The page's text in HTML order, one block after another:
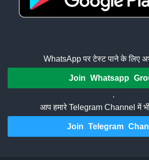
WhatsApp पर टेस्ट पाने के लिए
Join Whatsapp
.
आप हमारे Telegram Channel में
Join Telegram